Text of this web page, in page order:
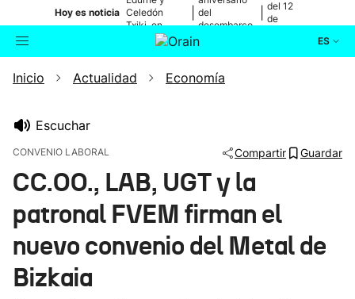
Hoy es noticia Celedón
Txiki, en
directo
del
desembarco
de Elkano
del 12
de
ES
Buscador Actualidad
Ikusmiran
Eguraldia
Inicio Actualidad Economía
Escuchar
CONVENIO LABORAL Compartir Guardar
CC.OO., LAB, UGT y la
patronal FVEM firman el
nuevo convenio del Metal de
Bizkaia